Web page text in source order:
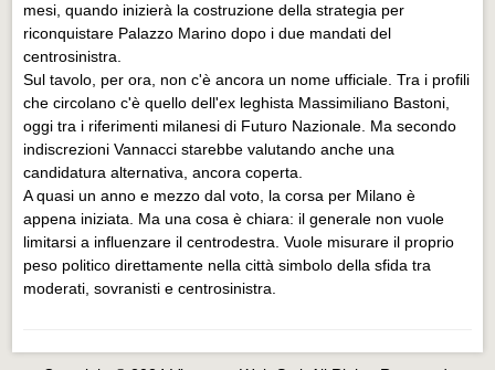
mesi, quando inizierà la costruzione della strategia per
riconquistare Palazzo Marino dopo i due mandati del
centrosinistra.
Sul tavolo, per ora, non c'è ancora un nome ufficiale. Tra i profili
che circolano c'è quello dell'ex leghista Massimiliano Bastoni,
oggi tra i riferimenti milanesi di Futuro Nazionale. Ma secondo
indiscrezioni Vannacci starebbe valutando anche una
candidatura alternativa, ancora coperta.
A quasi un anno e mezzo dal voto, la corsa per Milano è
appena iniziata. Ma una cosa è chiara: il generale non vuole
limitarsi a influenzare il centrodestra. Vuole misurare il proprio
peso politico direttamente nella città simbolo della sfida tra
moderati, sovranisti e centrosinistra.